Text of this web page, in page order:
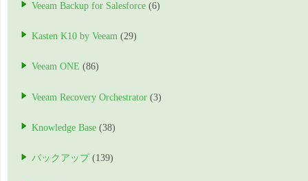
Veeam Backup for Salesforce (6)
Kasten K10 by Veeam (29)
Veeam ONE (86)
Veeam Recovery Orchestrator (3)
Knowledge Base (38)
バックアップ (139)